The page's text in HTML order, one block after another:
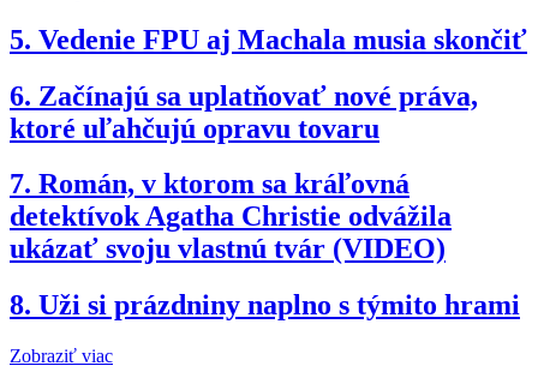
5. Vedenie FPU aj Machala musia skončiť
6. Začínajú sa uplatňovať nové práva,
ktoré uľahčujú opravu tovaru
7. Román, v ktorom sa kráľovná
detektívok Agatha Christie odvážila
ukázať svoju vlastnú tvár (VIDEO)
8. Uži si prázdniny naplno s týmito hrami
Zobraziť viac